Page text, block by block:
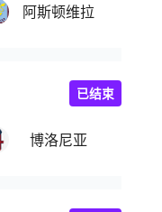
阿斯顿维拉
博洛尼亚
已结束